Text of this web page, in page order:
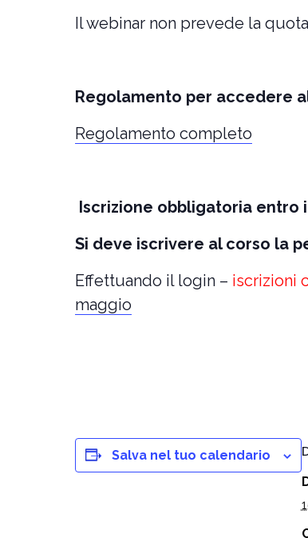
Il webinar non prevede la quota
Regolamento per accedere
Regolamento completo
Iscrizione obbligatoria entro
Si deve iscrivere al corso la
Effettuando il login – iscrizioni
maggio
Salva nel tuo calendario